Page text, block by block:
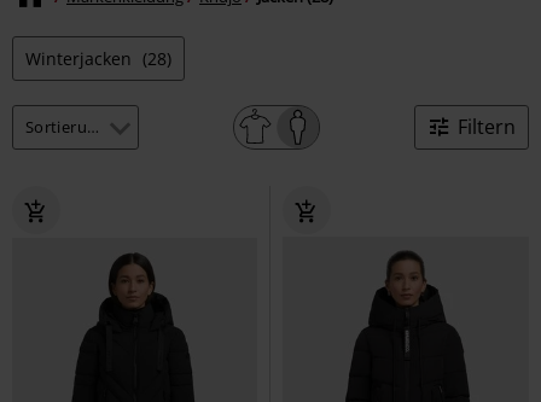
Winterjacken (28)
Filtern